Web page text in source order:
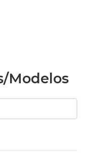
modelos